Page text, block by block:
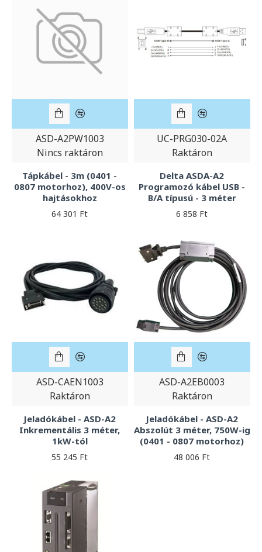
ASD-A2PW1003
Nincs raktáron
Tápkábel - 3m (0401 -
0807 motorhoz), 400V-os
hajtásokhoz
64 301 Ft
UC-PRG030-02A
Raktáron
Delta ASDA-A2
Programozó kábel USB -
B/A típusú - 3 méter
6 858 Ft
ASD-CAEN1003
Raktáron
Jeladókábel - ASD-A2
Inkrementális 3 méter,
1kW-tól
55 245 Ft
ASD-A2EB0003
Raktáron
Jeladókábel - ASD-A2
Abszolút 3 méter, 750W-ig
(0401 - 0807 motorhoz)
48 006 Ft